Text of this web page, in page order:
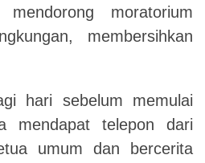
moratorium
membersihkan
hari sebelum memulai
mendapat telepon dari
umum dan bercerita